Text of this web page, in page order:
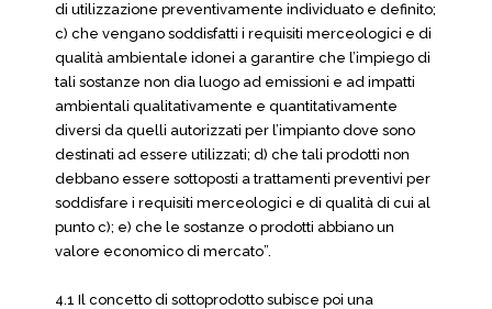
di utilizzazione preventivamente individuato e definito;
c) che vengano soddisfatti i requisiti merceologici e di
qualità ambientale idonei a garantire che l’impiego di
tali sostanze non dia luogo ad emissioni e ad impatti
ambientali qualitativamente e quantitativamente
diversi da quelli autorizzati per l’impianto dove sono
destinati ad essere utilizzati; d) che tali prodotti non
debbano essere sottoposti a trattamenti preventivi per
soddisfare i requisiti merceologici e di qualità di cui al
punto c); e) che le sostanze o prodotti abbiano un
valore economico di mercato”.
4.1 Il concetto di sottoprodotto subisce poi una